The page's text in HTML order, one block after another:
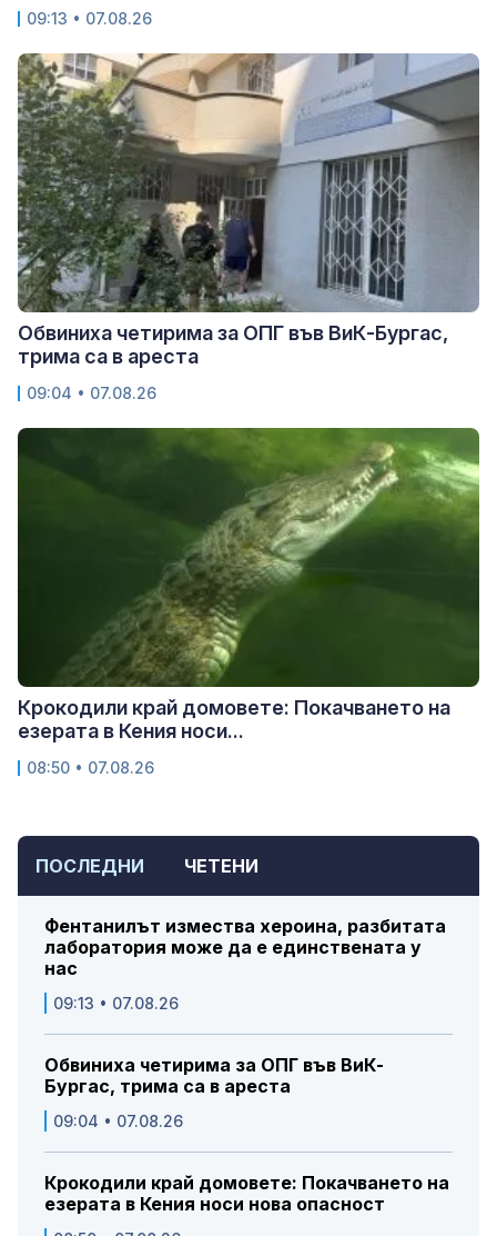
ПОСЛЕДНИ ЧЕТЕНИ
Фентанилът измества хероина, разбитата
лаборатория може да е единствената у
нас
09:13 • 07.08.26
Обвиниха четирима за ОПГ във ВиК-
Бургас, трима са в ареста
09:04 • 07.08.26
Крокодили край домовете: Покачването на
езерата в Кения носи нова опасност
09:13 • 07.08.26
Обвиниха четирима за ОПГ във ВиК-Бургас,
трима са в ареста
09:04 • 07.08.26
Крокодили край домовете: Покачването на
езерата в Кения носи...
08:50 • 07.08.26